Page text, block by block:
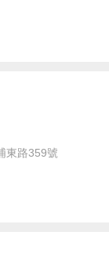
東路359號